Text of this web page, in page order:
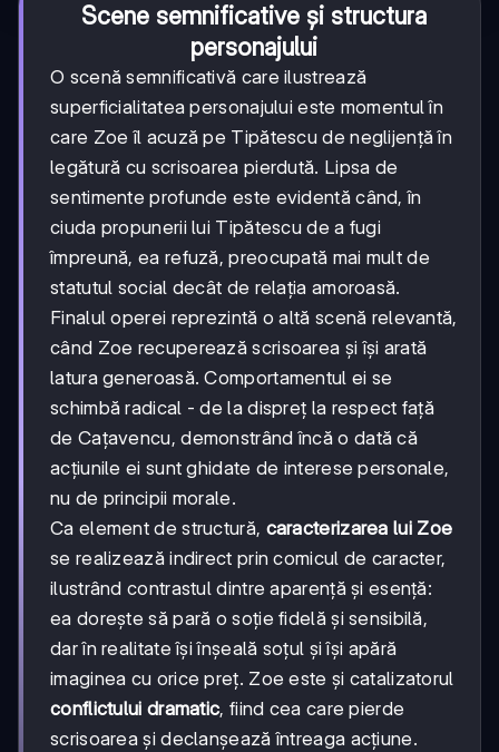
Scene semnificative și structura
personajului
O scenă semnificativă care ilustrează
superficialitatea personajului este momentul în
care Zoe îl acuză pe Tipătescu de neglijență în
legătură cu scrisoarea pierdută. Lipsa de
sentimente profunde este evidentă când, în
ciuda propunerii lui Tipătescu de a fugi
împreună, ea refuză, preocupată mai mult de
statutul social decât de relația amoroasă.
Finalul operei reprezintă o altă scenă relevantă,
când Zoe recuperează scrisoarea și își arată
latura generoasă. Comportamentul ei se
schimbă radical - de la dispreț la respect față
de Cațavencu, demonstrând încă o dată că
acțiunile ei sunt ghidate de interese personale,
nu de principii morale.
Ca element de structură, caracterizarea lui Zoe
se realizează indirect prin comicul de caracter,
ilustrând contrastul dintre aparență și esență:
ea dorește să pară o soție fidelă și sensibilă,
dar în realitate își înșeală soțul și își apără
imaginea cu orice preț. Zoe este și catalizatorul
conflictului dramatic, fiind cea care pierde
scrisoarea și declanșează întreaga acțiune.